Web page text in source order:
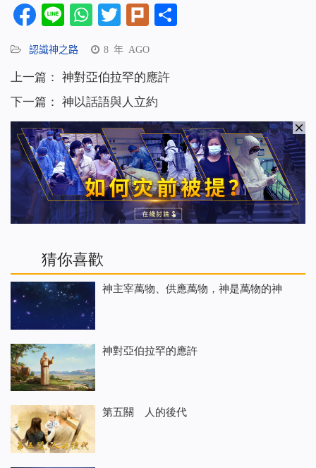
Facebook
LineWhatsApp
Twitter
Plurk
認識神之路 8 年 AGO
上一篇： 神對亞伯拉罕的應許
下一篇： 神以話語與人立約
猜你喜歡
神主宰萬物、供應萬物，神是萬物的神
神對亞伯拉罕的應許
第五關 人的後代